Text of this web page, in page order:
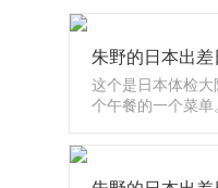
这个是日本体检
个午餐的一个菜